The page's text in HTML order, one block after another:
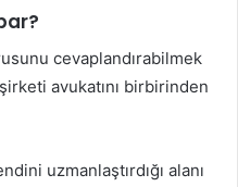
cevaplandırabilmek
avukatını birbirinden
uzmanlaştırdığı alanı